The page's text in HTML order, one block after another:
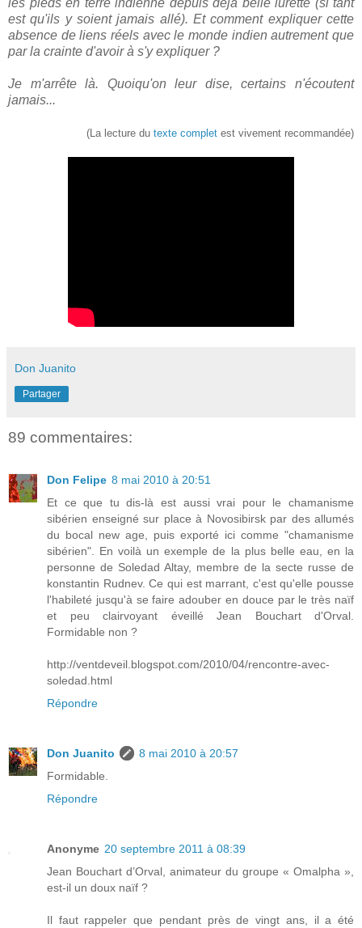
les pieds en terre indienne depuis déjà belle lurette (si tant
est qu'ils y soient jamais allé). Et comment expliquer cette
absence de liens réels avec le monde indien autrement que
par la crainte d'avoir à s'y expliquer ?
Je m'arrête là. Quoiqu'on leur dise, certains n'écoutent
jamais...
(La lecture du texte complet est vivement recommandée)
Don Juanito
Partager
89 commentaires:
Don Felipe 8 mai 2010 à 20:51
Et ce que tu dis-là est aussi vrai pour le chamanisme
sibérien enseigné sur place à Novosibirsk par des allumés
du bocal new age, puis exporté ici comme "chamanisme
sibérien". En voilà un exemple de la plus belle eau, en la
personne de Soledad Altay, membre de la secte russe de
konstantin Rudnev. Ce qui est marrant, c'est qu'elle pousse
l'habileté jusqu'à se faire adouber en douce par le très naïf
et peu clairvoyant éveillé Jean Bouchart d'Orval.
Formidable non ?
http://ventdeveil.blogspot.com/2010/04/rencontre-avec-
soledad.html
Répondre
Don Juanito
8 mai 2010 à 20:57
Formidable.
Répondre
Anonyme 20 septembre 2011 à 08:39
Jean Bouchart d’Orval, animateur du groupe « Omalpha »,
est-il un doux naïf ?
Il faut rappeler que pendant près de vingt ans, il a été